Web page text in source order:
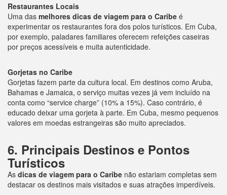
Restaurantes Locais
Uma das melhores dicas de viagem para o Caribe é
experimentar os restaurantes fora dos polos turísticos. Em Cuba,
por exemplo, paladares familiares oferecem refeições caseiras
por preços acessíveis e muita autenticidade.
Gorjetas no Caribe
Gorjetas fazem parte da cultura local. Em destinos como Aruba,
Bahamas e Jamaica, o serviço muitas vezes já vem incluído na
conta como “service charge” (10% a 15%). Caso contrário, é
educado deixar uma gorjeta à parte. Em Cuba, mesmo pequenos
valores em moedas estrangeiras são muito apreciados.
6. Principais Destinos e Pontos
Turísticos
As dicas de viagem para o Caribe não estariam completas sem
destacar os destinos mais visitados e suas atrações imperdíveis.